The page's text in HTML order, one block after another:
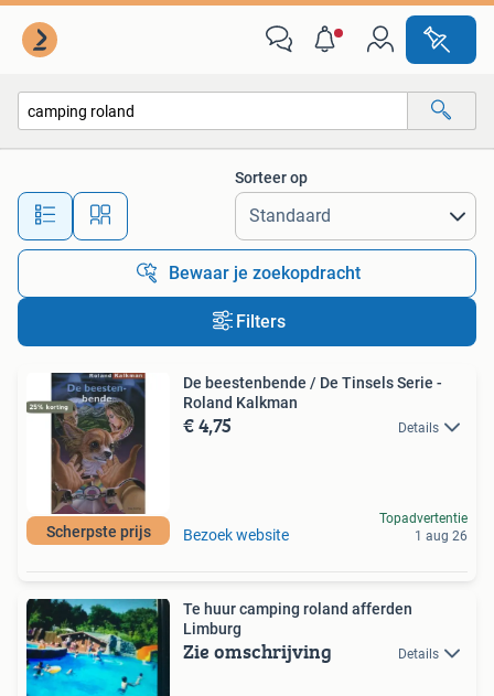
Alle afstanden…
Sorteer op
Bewaar je zoekopdracht
Filters
Scherpste prijs
De beestenbende / De Tinsels Serie -
Roland Kalkman
€ 4,75 Details
Bezoek website
Topadvertentie
1 aug 26
Te huur camping roland afferden
Limburg
Zie omschrijving Details